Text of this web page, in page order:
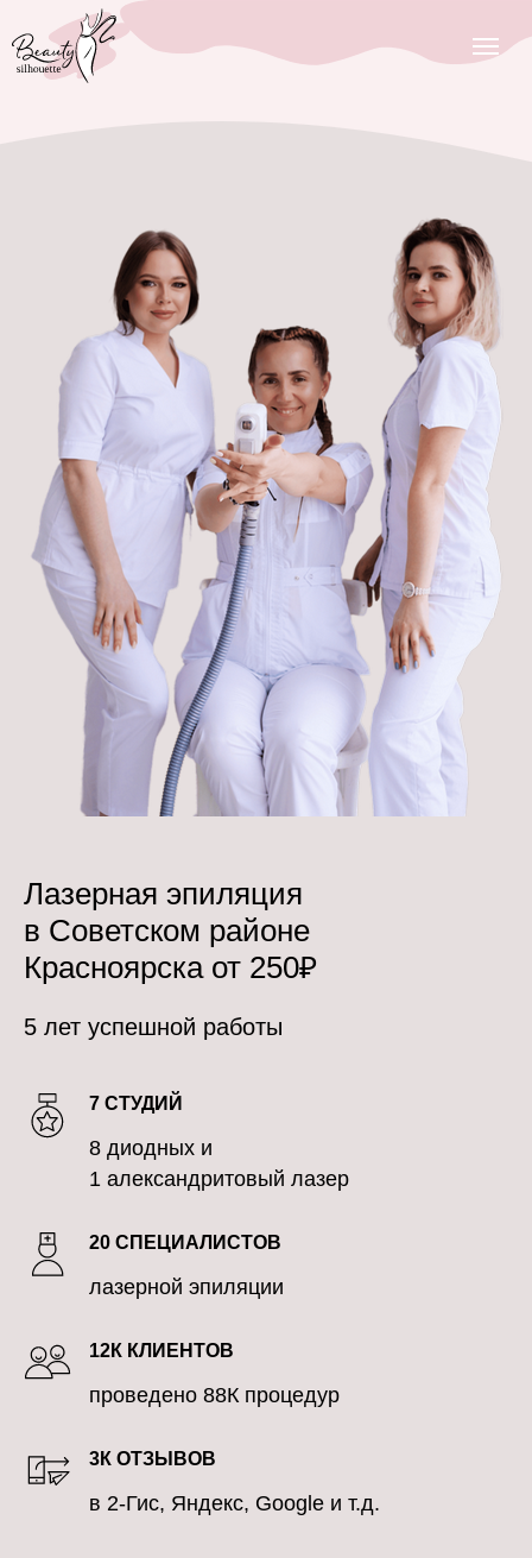
Лазерная эпиляция
в Советском районе
Красноярска от 250₽
5 лет успешной работы
7 СТУДИЙ
8 диодных и
1 александритовый лазер
20 СПЕЦИАЛИСТОВ
лазерной эпиляции
12К КЛИЕНТОВ
проведено 88К процедур
3К ОТЗЫВОВ
в 2-Гис, Яндекс, Google и т.д.